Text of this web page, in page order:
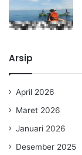
Arsip
April 2026
Maret 2026
Januari 2026
Desember 2025